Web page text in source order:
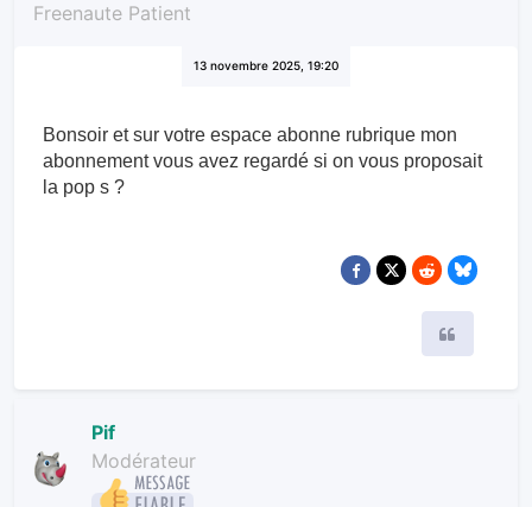
Freenaute Patient
13 novembre 2025, 19:20
Bonsoir et sur votre espace abonne rubrique mon
abonnement vous avez regardé si on vous proposait
la pop s ?
Pif
Modérateur